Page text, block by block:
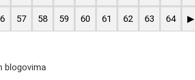
57 58 59 60 61 62 63 64 ▶
blogovima